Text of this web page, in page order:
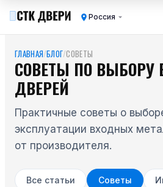
Россия
ГЛАВНАЯ/БЛОГ/СОВЕТЫ
СОВЕТЫ ПО ВЫБОРУ
ДВЕРЕЙ
Практичные советы о
эксплуатации входных
от производителя.
Все статьи Советы